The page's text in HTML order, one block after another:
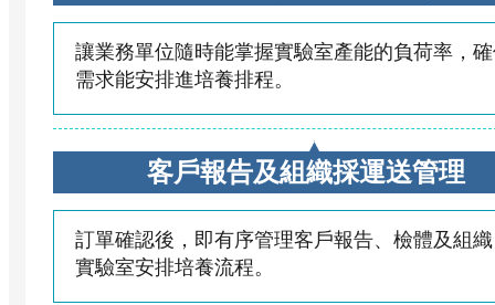
讓業務單位隨時能掌握實驗室產能的負荷率，
需求能安排進培養排程。
客戶報告及組織採運送管理
訂單確認後，即有序管理客戶報告、檢體及組
實驗室安排培養流程。